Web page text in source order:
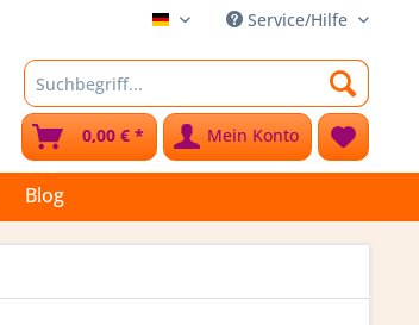
Stoffkleks Service/Hilfe
Mein Konto
0,00 € *
Blog